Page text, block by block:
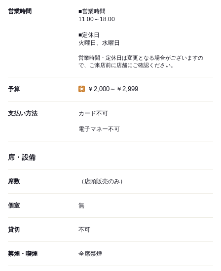
営業時間
■営業時間
11:00～18:00
■定休日
火曜日、水曜日
営業時間・定休日は変更となる場合がございますの
で、ご来店前に店舗にご確認ください。
予算 ￥2,000～￥2,999
支払い方法 カード不可
電子マネー不可
席・設備
席数 （店頭販売のみ）
個室 無
貸切 不可
禁煙・喫煙 全席禁煙